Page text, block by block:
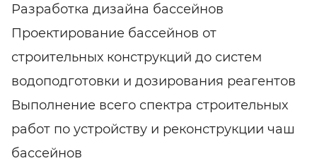
Разработка дизайна бассейнов
Проектирование бассейнов от
строительных конструкций до систем
водоподготовки и дозирования реагентов
Выполнение всего спектра строительных
работ по устройству и реконструкции чаш
бассейнов